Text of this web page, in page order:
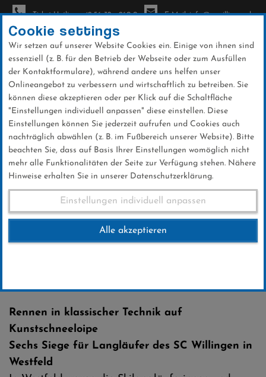
Direkt
zum
Inhalt
Ticket-Hotline: +49 56 32 - 960-0 E-Mail: info@sc-willingen.de
News
Club-News 26.02.2017
26 .Februar 2017
Rennen in klassischer Technik auf
Kunstschneeloipe
Sechs Siege für Langläufer des SC Willingen in
Westfeld
Cookie settings
Wir setzen auf unserer Website Cookies ein. Einige von ihnen sind
essenziell (z. B. für den Betrieb der Webseite oder zum Ausfüllen
der Kontaktformulare), während andere uns helfen unser
Onlineangebot zu verbessern und wirtschaftlich zu betreiben. Sie
können diese akzeptieren oder per Klick auf die Schaltfläche
"Einstellungen individuell anpassen" diese einstellen. Diese
Einstellungen können Sie jederzeit aufrufen und Cookies auch
nachträglich abwählen (z. B. im Fußbereich unserer Website). Bitte
beachten Sie, dass auf Basis Ihrer Einstellungen womöglich nicht
mehr alle Funktionalitäten der Seite zur Verfügung stehen. Nähere
Hinweise erhalten Sie in unserer Datenschutzerklärung.
Einstellungen individuell anpassen
Alle akzeptieren